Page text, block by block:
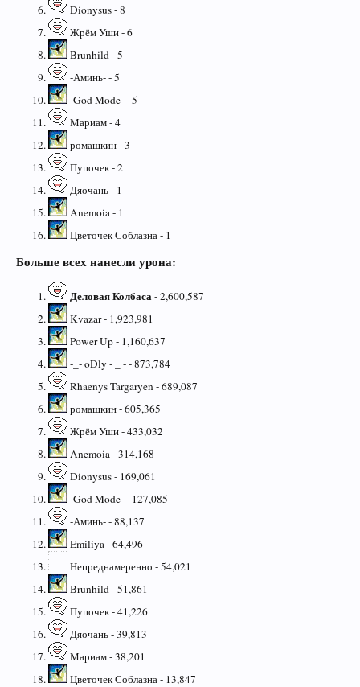
Dionysus - 8
Жрём Уши - 6
Brunhild - 5
-Аминь- - 5
-God Mode- - 5
Мариам - 4
ромашкин - 3
Пупочек - 2
Дяочань - 1
Anemoia - 1
Цветочек Соблазна - 1
Больше всех нанесли урона:
Деловая Колбаса- 2,600,587
Kvazar - 1,923,981
Power Up - 1,160,637
-_- oDly - _ - - 873,784
Rhaenys Targaryen - 689,087
ромашкин - 605,365
Жрём Уши - 433,032
Anemoia - 314,168
Dionysus - 169,061
-God Mode- - 127,085
-Аминь- - 88,137
Emiliya - 64,496
Непреднамеренно - 54,021
Brunhild - 51,861
Пупочек - 41,226
Дяочань - 39,813
Мариам - 38,201
Цветочек Соблазна - 13,847